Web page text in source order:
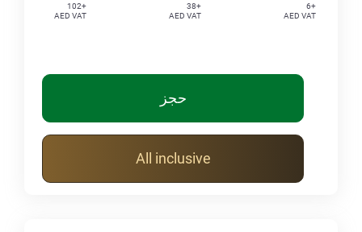
+6
AED VAT
+38
AED VAT
+102
AED VAT
حجز
All inclusive